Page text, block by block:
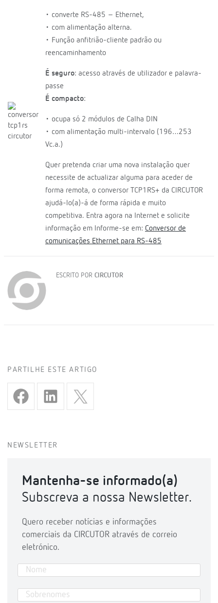
• converte RS-485 – Ethernet,
• com alimentação alterna.
• Função anfitrião-cliente padrão ou
reencaminhamento
É seguro: acesso através de utilizador e palavra-
passe
É compacto:
• ocupa só 2 módulos de Calha DIN
• com alimentação multi-intervalo (196…253
Vc.a.)
Quer pretenda criar uma nova instalação quer
necessite de actualizar alguma para aceder de
forma remota, o conversor TCP1RS+ da CIRCUTOR
ajudá-lo(a)-á de forma rápida e muito
competitiva. Entra agora na Internet e solicite
informação em Informe-se em: Conversor de
comunicações Ethernet para RS-485
ESCRITO POR CIRCUTOR
PARTILHE ESTE ARTIGO
NEWSLETTER
Mantenha-se informado(a)
Subscreva a nossa Newsletter.
Quero receber notícias e informações
comerciais da CIRCUTOR através de correio
eletrónico.